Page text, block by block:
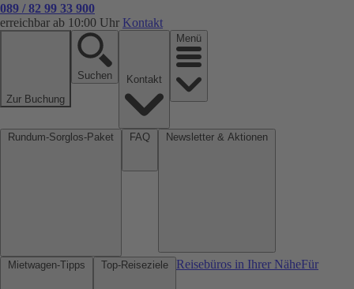
089 / 82 99 33 900
erreichbar ab 10:00 Uhr Kontakt
Zur Buchung
Suchen
Menü
Reisebüros in Ihrer NäheFür